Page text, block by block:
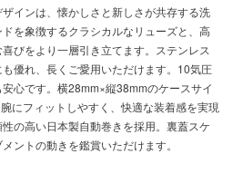
インは、懐かしさと新しさが共存する洗
を象徴するクラシカルなリューズと、高
びをより一層引き立てます。ステンレス
優れ、長くご愛用いただけます。10気圧
心です。横28mm×縦38mmのケースサイ
にフィットしやすく、快適な装着感を実現
の高い日本製自動巻きを採用。裏蓋スケ
ントの動きを鑑賞いただけます。